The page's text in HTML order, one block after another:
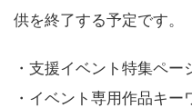
供を終了する予定です。
・支援イベント特集ペー
・イベント専用作品キー